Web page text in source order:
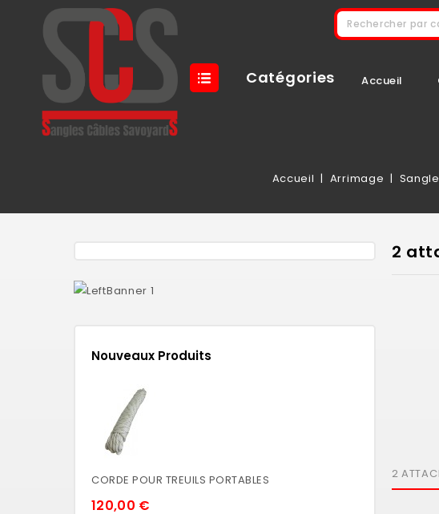
Accueil
Catégories
Accueil Arrimage
Nouveaux Produits
CORDE POUR TREUILS PORTABLES
120,00 €
2
2